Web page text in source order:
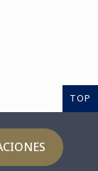
TOP